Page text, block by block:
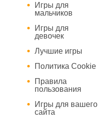
Игры для
мальчиков
Игры для
девочек
Лучшие игры
Политика Cookie
Правила
пользования
Игры для вашего
сайта